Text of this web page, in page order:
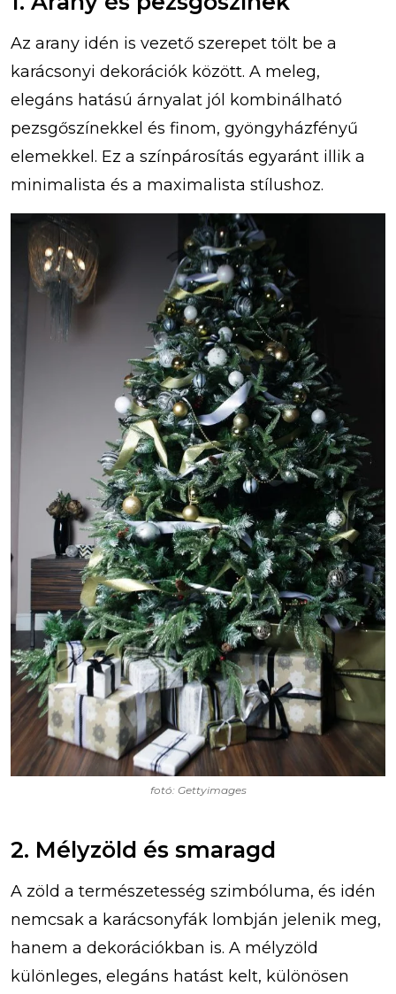
Az arany idén is vezető szerepet tölt be a
karácsonyi dekorációk között. A meleg,
elegáns hatású árnyalat jól kombinálható
pezsgőszínekkel és finom, gyöngyházfényű
elemekkel. Ez a színpárosítás egyaránt illik a
minimalista és a maximalista stílushoz.
fotó: Gettyimages
2. Mélyzöld és smaragd
A zöld a természetesség szimbóluma, és idén
nemcsak a karácsonyfák lombján jelenik meg,
hanem a dekorációkban is. A mélyzöld
különleges, elegáns hatást kelt, különösen